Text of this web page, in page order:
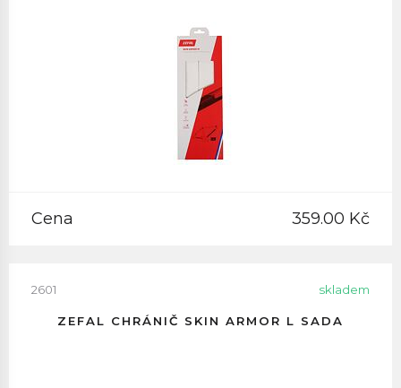
Cena 359.00 Kč
2601 skladem
ZEFAL CHRÁNIČ SKIN ARMOR L SADA